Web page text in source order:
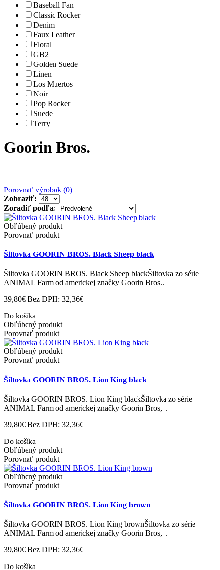
Baseball Fan
Classic Rocker
Denim
Faux Leather
Floral
GB2
Golden Suede
Linen
Los Muertos
Noir
Pop Rocker
Suede
Terry
Goorin Bros.
Porovnať výrobok (0)
Zobraziť:
Zoradiť podľa:
Obľúbený produkt
Porovnať produkt
Šiltovka GOORIN BROS. Black Sheep black
Šiltovka GOORIN BROS. Black Sheep blackŠiltovka zo série
ANIMAL Farm od americkej značky Goorin Bros..
39,80€ Bez DPH: 32,36€
Do košíka
Obľúbený produkt
Porovnať produkt
Obľúbený produkt
Porovnať produkt
Šiltovka GOORIN BROS. Lion King black
Šiltovka GOORIN BROS. Lion King blackŠiltovka zo série
ANIMAL Farm od americkej značky Goorin Bros, ..
39,80€ Bez DPH: 32,36€
Do košíka
Obľúbený produkt
Porovnať produkt
Obľúbený produkt
Porovnať produkt
Šiltovka GOORIN BROS. Lion King brown
Šiltovka GOORIN BROS. Lion King brownŠiltovka zo série
ANIMAL Farm od americkej značky Goorin Bros, ..
39,80€ Bez DPH: 32,36€
Do košíka